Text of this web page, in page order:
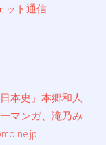
ット通信
本史』本郷和人
マンガ、滝乃み